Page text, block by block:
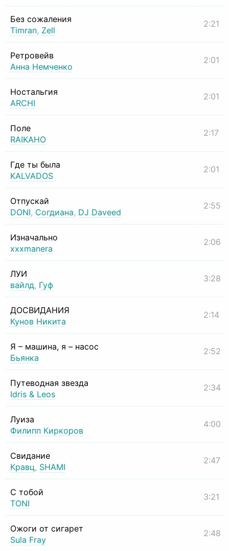
Без сожаления
Timran, Zell
2:21
Ретровейв
Анна Немченко
2:01
Ностальгия
ARCHI
2:01
Поле
RAIKAHO
2:17
Где ты была
KALVADOS
2:01
Отпускай
DONI, Согдиана, DJ Daveed
2:55
Изначально
xxxmanera
2:06
ЛУИ
вайлд, Гуф
3:28
ДОСВИДАНИЯ
Кунов Никита
2:14
Я – машина, я – насос
Бьянка
2:52
Путеводная звезда
Idris & Leos
2:34
Луиза
Филипп Киркоров
4:00
Свидание
Кравц, SHAMI
2:47
С тобой
TONI
3:21
Ожоги от сигарет
Sula Fray
2:48